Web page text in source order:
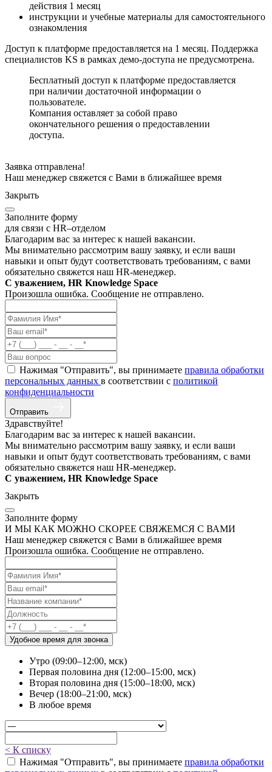
действия 1 месяц
инструкции и учебные материалы для самостоятельного
ознакомления
Доступ к платформе предоставляется на 1 месяц. Поддержка
специалистов KS в рамках демо-доступа не предусмотрена.
Бесплатный доступ к платформе предоставляется
при наличии достаточной информации о
пользователе.
Компания оставляет за собой право
окончательного решения о предоставлении
доступа.
Заявка отправлена!
Наш менеджер свяжется с Вами в ближайшее время
Закрыть
Заполните форму
для связи с HR–отделом
Благодарим вас за интерес к нашей вакансии.
Мы внимательно рассмотрим вашу заявку, и если ваши
навыки и опыт будут соответствовать требованиям, с вами
обязательно свяжется наш HR-менеджер.
С уважением, HR Knowledge Space
Произошла ошибка. Сообщение не отправлено.
Нажимая "Отправить", вы принимаете правила обработки
персональных данных в соответствии с политикой
конфиденциальности
Отправить
Здравствуйте!
Благодарим вас за интерес к нашей вакансии.
Мы внимательно рассмотрим вашу заявку, и если ваши
навыки и опыт будут соответствовать требованиям, с вами
обязательно свяжется наш HR-менеджер.
С уважением, HR Knowledge Space
Закрыть
Заполните форму
И МЫ КАК МОЖНО СКОРЕЕ СВЯЖЕМСЯ С ВАМИ
Наш менеджер свяжется с Вами в ближайшее время
Произошла ошибка. Сообщение не отправлено.
Удобное время для звонка
Утро (09:00–12:00, мск)
Первая половина дня (12:00–15:00, мск)
Вторая половина дня (15:00–18:00, мск)
Вечер (18:00–21:00, мск)
В любое время
< К списку
Нажимая "Отправить", вы принимаете правила обработки